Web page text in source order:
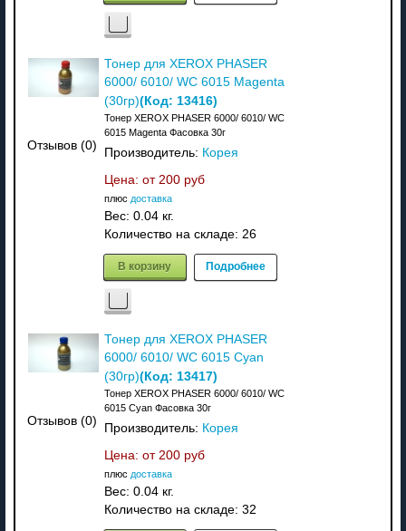
Отзывов (0)
Тонер для XEROX PHASER
6000/ 6010/ WC 6015 Magenta
(30гр)(Код: 13416)
Тонер XEROX PHASER 6000/ 6010/ WC
6015 Magenta Фасовка 30г
Производитель: Корея
Цена: от 200 руб
плюс доставка
Вес: 0.04 кг.
Количество на складе: 26
В корзину Подробнее
Отзывов (0)
Тонер для XEROX PHASER
6000/ 6010/ WC 6015 Cyan
(30гр)(Код: 13417)
Тонер XEROX PHASER 6000/ 6010/ WC
6015 Cyan Фасовка 30г
Производитель: Корея
Цена: от 200 руб
плюс доставка
Вес: 0.04 кг.
Количество на складе: 32